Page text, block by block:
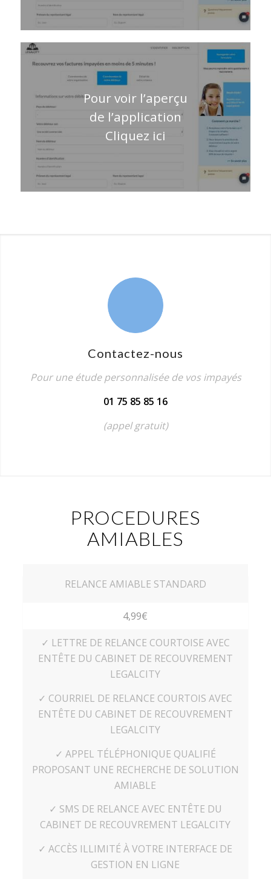
Pour voir l’aperçu
de l’application
Cliquez ici
Contactez-nous
Pour une étude personnalisée de vos impayés
01 75 85 85 16
(appel gratuit)
PROCEDURES
AMIABLES
RELANCE AMIABLE STANDARD
4,99€
✓ LETTRE DE RELANCE COURTOISE AVEC
ENTÊTE DU CABINET DE RECOUVREMENT
LEGALCITY
✓ COURRIEL DE RELANCE COURTOIS AVEC
ENTÊTE DU CABINET DE RECOUVREMENT
LEGALCITY
✓ APPEL TÉLÉPHONIQUE QUALIFIÉ
PROPOSANT UNE RECHERCHE DE SOLUTION
AMIABLE
✓ SMS DE RELANCE AVEC ENTÊTE DU
CABINET DE RECOUVREMENT LEGALCITY
✓ ACCÈS ILLIMITÉ À VOTRE INTERFACE DE
GESTION EN LIGNE